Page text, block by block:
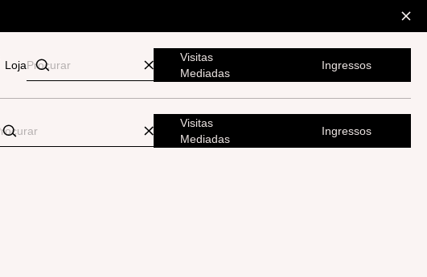
Loja
Visitas
Mediadas
Ingressos
Visitas
Mediadas
Ingressos